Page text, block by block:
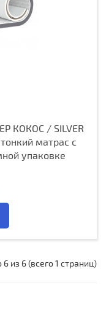
КОКОС / SILVER
матрас с
упаковке
6 из 6 (всего 1 страниц)